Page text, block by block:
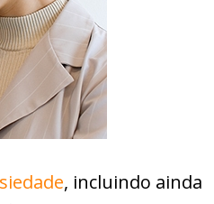
, incluindo ainda